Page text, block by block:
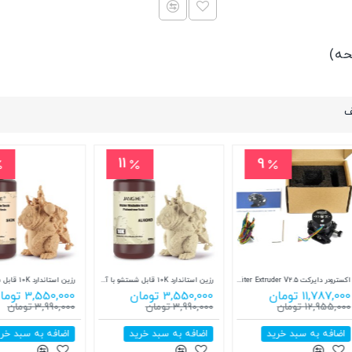
صفحه نمایش مناسب ELEGOO Saturn 4 و ELEGOO Saturn 4 Ultra صفحه نمایش مناسب ELEGOO Mars 4 Ultra
19,990,000 تومان
22,848,000 تومان
اضافه به سبد خرید
صفحه چاپ پرینتر سه بعدی Phrozen Sonic Mighty 8K
17,712,000 تومان
19,990,000 تومان
اضافه به سبد خرید
19,990,000
24,585,000
اضافه